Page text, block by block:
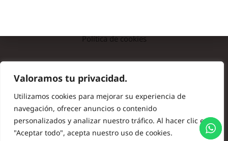
Valoramos tu privacidad.
Utilizamos cookies para mejorar su experiencia de
navegación, ofrecer anuncios o contenido
personalizados y analizar nuestro tráfico. Al hacer clic en
"Aceptar todo", acepta nuestro uso de cookies.
Política de cookies
© Copyright 2024 Batas de Colegio Originales. Todos los
derechos reservados.